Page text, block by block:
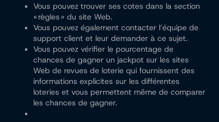
Vous pouvez trouver ses cotes dans la section
« règles » du site Web.
Vous pouvez également contacter l’équipe de
support client et leur demander à ce sujet.
Vous pouvez vérifier le pourcentage de
chances de gagner un jackpot sur les sites
Web de revues de loterie qui fournissent des
informations explicites sur les différentes
loteries et vous permettent même de comparer
les chances de gagner.